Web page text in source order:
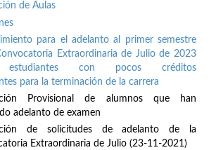
de Aulas
para el adelanto al primer semestre
Extraordinaria de Julio de 2023
estudiantes con pocos créditos
para la terminación de la carrera
Provisional de alumnos que han
adelanto de examen
de solicitudes de adelanto de la
Extraordinaria de Julio (23-11-2021)